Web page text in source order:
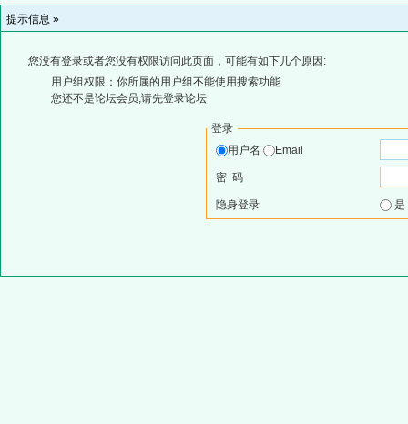
提示信息 »
您没有登录或者您没有权限访问此页面，可能有如下几个原因:
用户组权限：你所属的用户组不能使用搜索功能
您还不是论坛会员,请先登录论坛
登录
用户名
Email
密 码
隐身登录